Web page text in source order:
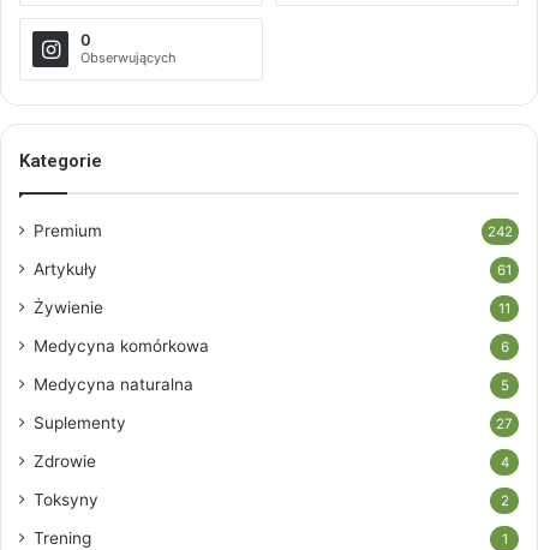
0
Obserwujących
Kategorie
Premium 242
Artykuły 61
Żywienie 11
Medycyna komórkowa 6
Medycyna naturalna 5
Suplementy 27
Zdrowie 4
Toksyny 2
Trening 1